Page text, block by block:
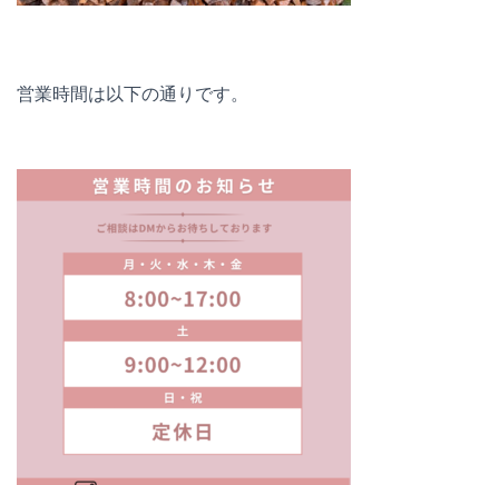
営業時間は以下の通りです。